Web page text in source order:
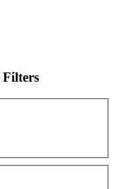
Filters